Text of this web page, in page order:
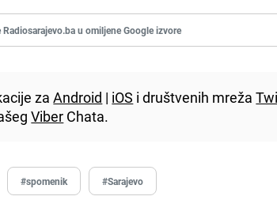
Radiosarajevo.ba u omiljene Google izvore
zaAndroid | iOS i društvenih mreža
Viber Chata.
#spomenik #Sarajevo